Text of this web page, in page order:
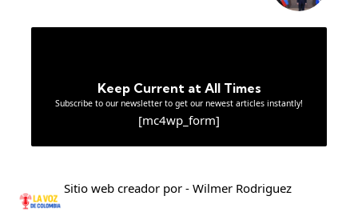
Keep Current at All Times
Subscribe to our newsletter to get our newest articles instantly!
[mc4wp_form]
Sitio web creador por - Wilmer Rodriguez